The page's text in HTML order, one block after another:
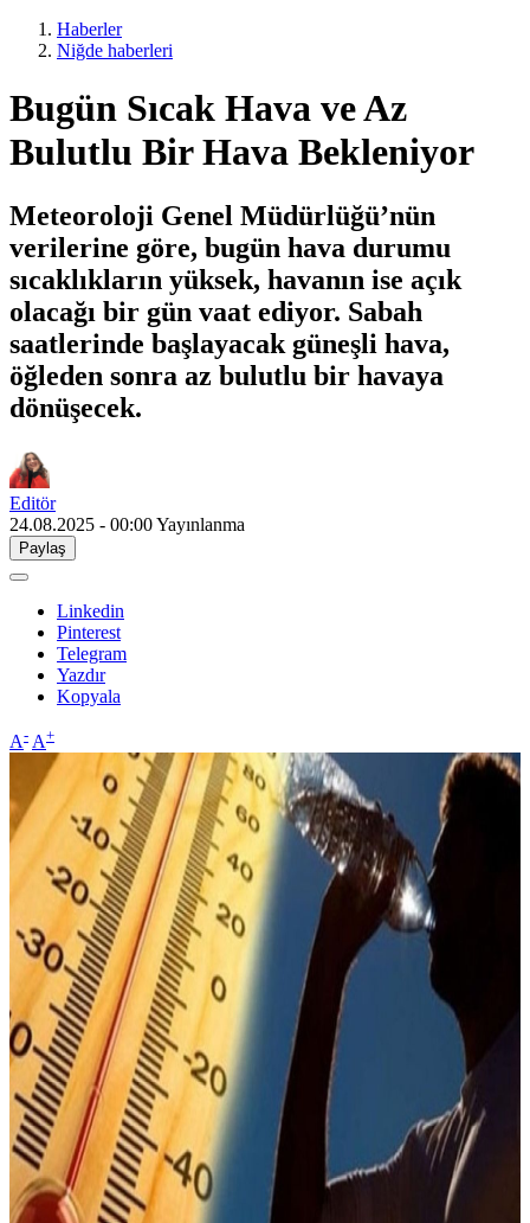
Haberler
Niğde haberleri
Bugün Sıcak Hava ve Az
Bulutlu Bir Hava Bekleniyor
Meteoroloji Genel Müdürlüğü’nün
verilerine göre, bugün hava durumu
sıcaklıkların yüksek, havanın ise açık
olacağı bir gün vaat ediyor. Sabah
saatlerinde başlayacak güneşli hava,
öğleden sonra az bulutlu bir havaya
dönüşecek.
Editör
24.08.2025 - 00:00Yayınlanma
Paylaş
Linkedin
Pinterest
Telegram
Yazdır
Kopyala
A- A+